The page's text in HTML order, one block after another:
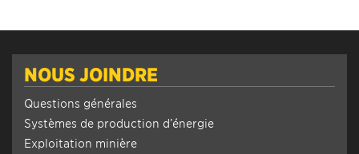
NOUS JOINDRE
Questions générales
Systèmes de production d’énergie
Exploitation minière